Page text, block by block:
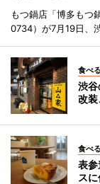
もつ鍋店「博多もつ
0734）が7月19日、
食べる
渋
改装
食べる
表
ス